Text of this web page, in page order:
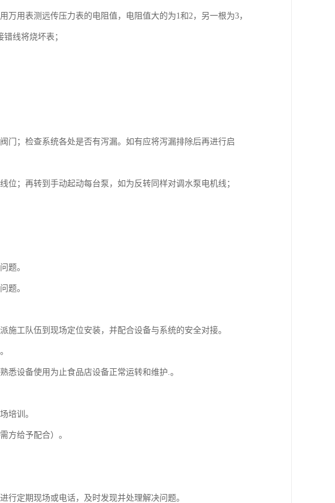
用表测远传压力表的电阻值，电阻值大的为1和2，另一根为3，
线将烧坏表；
门；检查系统各处是否有泻漏。如有应将泻漏排除后再进行启
；再转到手动起动每台泵，如为反转同样对调水泵电机线；
题。
题。
工队伍到现场定位安装，并配合设备与系统的安全对接。
悉设备使用为止食品店设备正常运转和维护.。
培训。
方给予配合）。
行定期现场或电话，及时发现并处理解决问题。